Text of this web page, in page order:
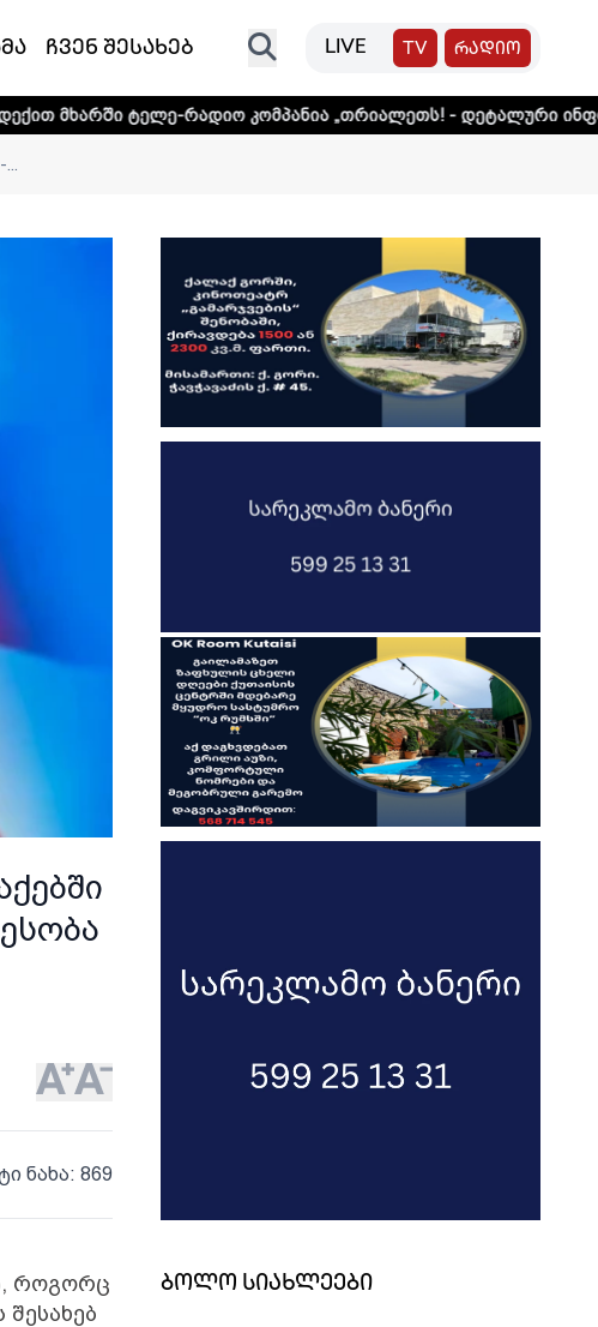
ჩვენ შესახებ LIVE TV რადიო
რადიო კომპანია „თრიალეთს! - დეტალური ინფორმაციისთვის
ნახა: 869
როგორც
შესახებ
ბოლო სიახლეები